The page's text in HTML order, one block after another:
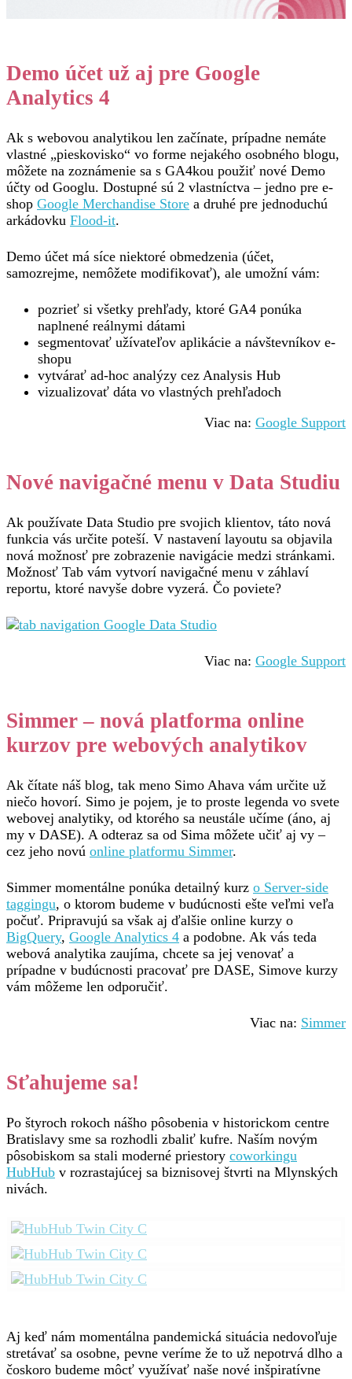
Demo účet už aj pre Google
Analytics 4
Ak s webovou analytikou len začínate, prípadne nemáte
vlastné „pieskovisko“ vo forme nejakého osobného blogu,
môžete na zoznámenie sa s GA4kou použiť nové Demo
účty od Googlu. Dostupné sú 2 vlastníctva – jedno pre e-
shop Google Merchandise Store a druhé pre jednoduchú
arkádovku Flood-it.
Demo účet má síce niektoré obmedzenia (účet,
samozrejme, nemôžete modifikovať), ale umožní vám:
pozrieť si všetky prehľady, ktoré GA4 ponúka
naplnené reálnymi dátami
segmentovať užívateľov aplikácie a návštevníkov e-
shopu
vytvárať ad-hoc analýzy cez Analysis Hub
vizualizovať dáta vo vlastných prehľadoch
Viac na: Google Support
Nové navigačné menu v Data Studiu
Ak používate Data Studio pre svojich klientov, táto nová
funkcia vás určite poteší. V nastavení layoutu sa objavila
nová možnosť pre zobrazenie navigácie medzi stránkami.
Možnosť Tab vám vytvorí navigačné menu v záhlaví
reportu, ktoré navyše dobre vyzerá. Čo poviete?
Viac na: Google Support
Simmer – nová platforma online
kurzov pre webových analytikov
Ak čítate náš blog, tak meno Simo Ahava vám určite už
niečo hovorí. Simo je pojem, je to proste legenda vo svete
webovej analytiky, od ktorého sa neustále učíme (áno, aj
my v DASE). A odteraz sa od Sima môžete učiť aj vy –
cez jeho novú online platformu Simmer.
Simmer momentálne ponúka detailný kurz o Server-side
taggingu, o ktorom budeme v budúcnosti ešte veľmi veľa
počuť. Pripravujú sa však aj ďalšie online kurzy o
BigQuery, Google Analytics 4 a podobne. Ak vás teda
webová analytika zaujíma, chcete sa jej venovať a
prípadne v budúcnosti pracovať pre DASE, Simove kurzy
vám môžeme len odporučiť.
Viac na: Simmer
Sťahujeme sa!
Po štyroch rokoch nášho pôsobenia v historickom centre
Bratislavy sme sa rozhodli zbaliť kufre. Naším novým
pôsobiskom sa stali moderné priestory coworkingu
HubHub v rozrastajúcej sa biznisovej štvrti na Mlynských
nivách.
Aj keď nám momentálna pandemická situácia nedovoľuje
stretávať sa osobne, pevne veríme že to už nepotrvá dlho a
čoskoro budeme môcť využívať naše nové inšpiratívne